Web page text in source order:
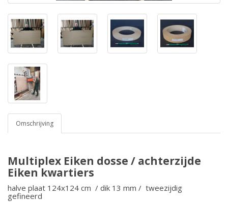
Omschrijving
Multiplex Eiken dosse / achterzijde
Eiken kwartiers
halve plaat 124x124 cm / dik 13 mm / tweezijdig
gefineerd